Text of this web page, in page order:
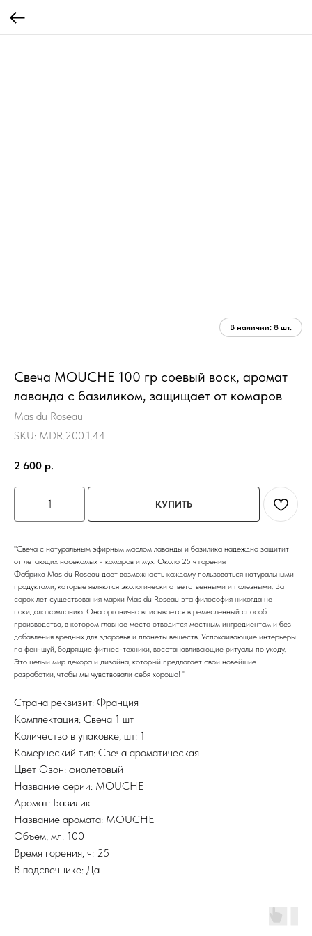
Свеча MOUCHE 100 гр соевый воск, аромат
лаванда с базиликом, защищает от комаров
Mas du Roseau
SKU: MDR.200.1.44
2 600 р.
КУПИТЬ
"Свеча с натуральным эфирным маслом лаванды и базилика надеждно защитит
от летающих насекомых - комаров и мух. Около 25 ч горения
Фабрика Mas du Roseau дает возможность каждому пользоваться натуральными
продуктами, которые являются экологически ответственными и полезными. За
сорок лет существования марки Mas du Roseau эта философия никогда не
покидала компанию. Она органично вписывается в ремесленный способ
производства, в котором главное место отводится местным ингредиентам и без
добавления вредных для здоровья и планеты веществ. Успокаивающие интерьеры
по фен-шуй, бодрящие фитнес-техники, восстанавливающие ритуалы по уходу.
Это целый мир декора и дизайна, который предлагает свои новейшие
разработки, чтобы мы чувствовали себя хорошо! "
Страна реквизит: Франция
Комплектация: Свеча 1 шт
Количество в упаковке, шт: 1
Комерческий тип: Свеча ароматическая
Цвет Озон: фиолетовый
Название серии: MOUCHE
Аромат: Базилик
Название аромата: MOUCHE
Объем, мл: 100
Время горения, ч: 25
В подсвечнике: Да